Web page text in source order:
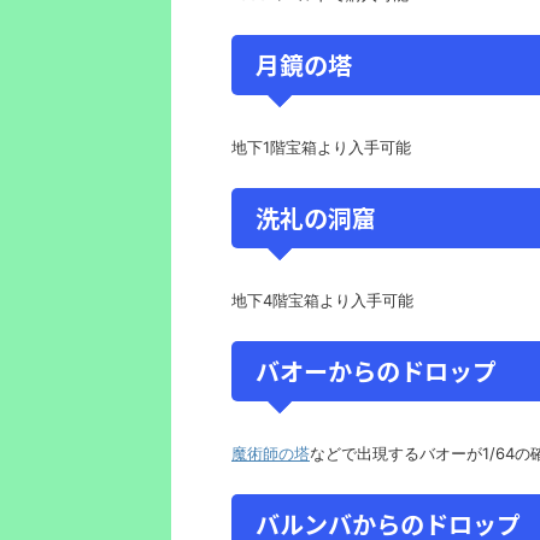
月鏡の塔
地下1階宝箱より入手可能
洗礼の洞窟
地下4階宝箱より入手可能
バオーからのドロップ
魔術師の塔などで出現するバオーが1/64の
バルンバからのドロップ